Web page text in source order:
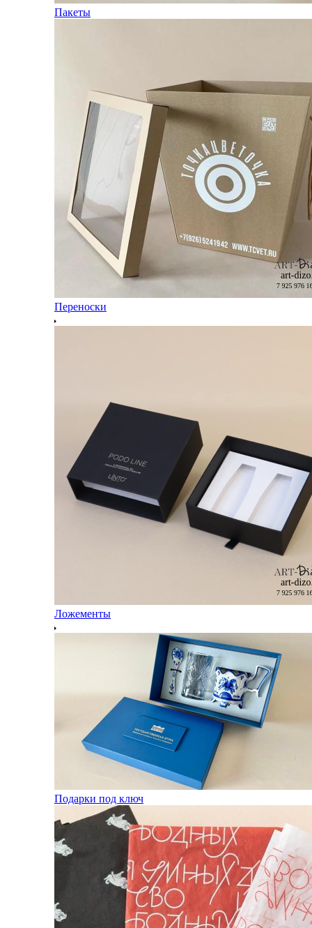
Пакеты
Переноски
Ложементы
Подарки под ключ